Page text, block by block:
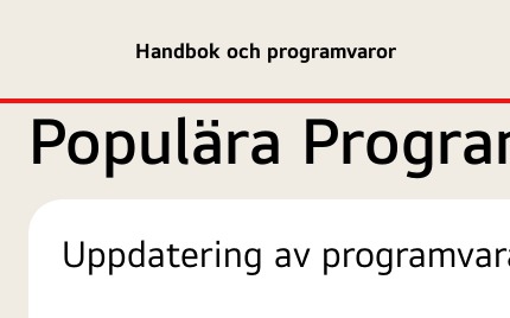
Handbok och programvaror
Populära
Uppdatering av